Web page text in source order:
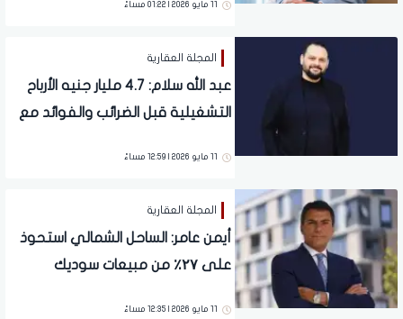
الثقه مع العملاء
11 مايو 2026 | 01:22 مساءً
المجلة العقارية
عبد الله سلام: 4.7 مليار جنيه الأرباح
التشغيلية قبل الضرائب والفوائد مع
11 مايو 2026 | 12:59 مساءً
المجلة العقارية
أيمن عامر: الساحل الشمالي استحوذ
على ۲۷٪ من مبيعات سوديك
11 مايو 2026 | 12:35 مساءً